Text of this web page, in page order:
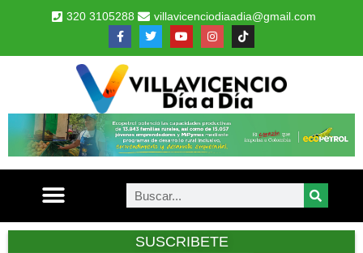
320 3105288 villavicenciodiaadia@gmail.com
SUSCRIBETE